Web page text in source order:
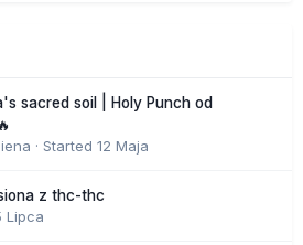
sacred soil | Holy Punch od
· Started 12 Maja
z thc-thc
Lipca